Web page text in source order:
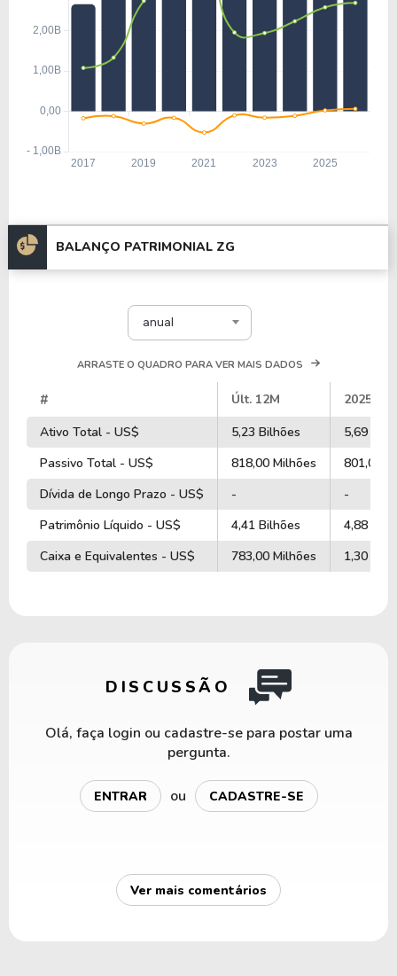
BALANÇO PATRIMONIAL ZG
anual
ARRASTE O QUADRO PARA VER MAIS DADOS
# Últ. 12M
2025
Ativo Total - US$
5,23 Bilhões
5,69
Passivo Total - US$
818,00 Milhões
801,00
Dívida de Longo Prazo - US$
-
-
Patrimônio Líquido - US$
4,41 Bilhões
4,88
Caixa e Equivalentes - US$
783,00 Milhões 1,30
DISCUSSÃO
Olá, faça login ou cadastre-se para postar uma
pergunta.
ENTRAR ou CADASTRE-SE
Ver mais comentários